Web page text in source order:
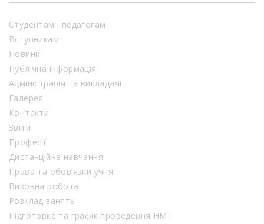
Студентам і педагогам
Вступникам
Новини
Публічна інформація
Адміністрація та викладачі
Галерея
Контакти
Звіти
Професії
Дистанційне навчання
Права та обов’язки учня
Виховна робота
Розклад занять
Підготовка та графік проведення НМТ